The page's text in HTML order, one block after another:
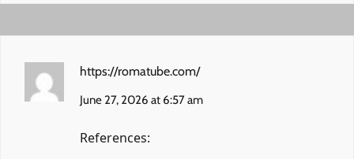
https://romatube.com/
June 27, 2026 at 6:57 am
References: